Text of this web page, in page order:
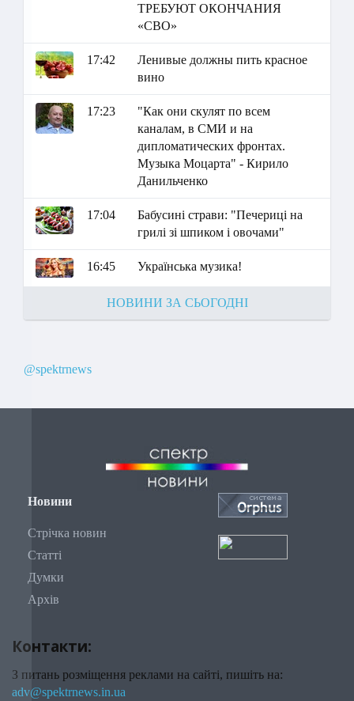
ТРЕБУЮТ ОКОНЧАНИЯ
«СВО»
17:42
Ленивые должны пить красное
вино
17:23
"Как они скулят по всем
каналам, в СМИ и на
дипломатических фронтах.
Музыка Моцарта" - Кирило
Данильченко
17:04
Бабусині страви: "Печериці на
грилі зі шпиком і овочами"
16:45 Українська музика!
НОВИНИ ЗА СЬОГОДНІ
@spektrnews
Новини
Стрічка новин
Статті
Думки
Архів
Контакти:
З питань розміщення реклами на сайті, пишіть на:
adv@spektrnews.in.ua